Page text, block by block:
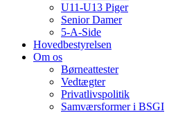
U11-U13 Piger
Senior Damer
5-A-Side
Hovedbestyrelsen
Om os
Børneattester
Vedtægter
Privatlivspolitik
Samværsformer i BSGI